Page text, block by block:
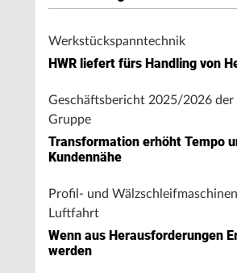
Werkstückspanntechnik
HWR liefert fürs Handling von
Geschäftsbericht 2025/2026 der
Gruppe
Transformation erhöht Tempo
Kundennähe
Profil- und
Luftfahrt
Wenn aus Herausforderungen
werden